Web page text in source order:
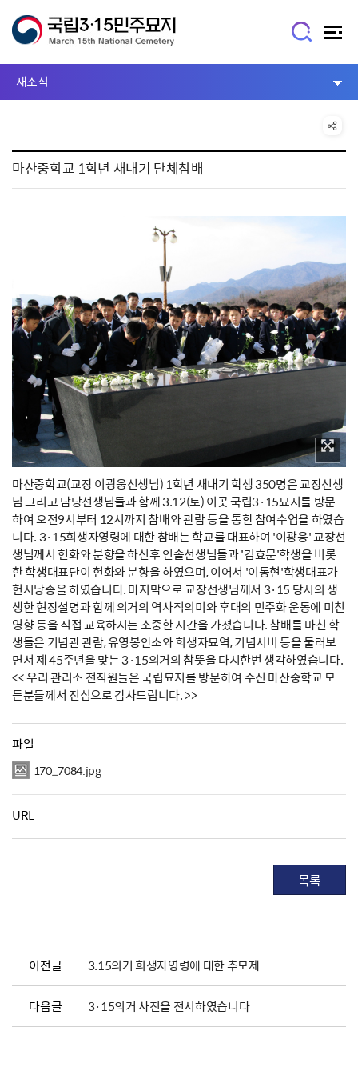
새소식
마산중학교 1학년 새내기 단체참배
마산중학교(교장 이광웅선생님) 1학년 새내기 학생 350명은 교장선생
님 그리고 담당선생님들과 함께 3.12(토) 이곳 국립3·15묘지를 방문
하여 오전9시부터 12시까지 참배와 관람 등을 통한 참여수업을 하였습
니다. 3·15희생자영령에 대한 참배는 학교를 대표하여 '이광웅' 교장선
생님께서 헌화와 분향을 하신후 인솔선생님들과 '김효문'학생을 비롯
한 학생대표단이 헌화와 분향을 하였으며, 이어서 '이동현'학생대표가
헌시낭송을 하였습니다. 마지막으로 교장선생님께서 3·15 당시의 생
생한 현장설명과 함께 의거의 역사적의미와 후대의 민주화 운동에 미친
영향 등을 직접 교육하시는 소중한 시간을 가졌습니다. 참배를 마친 학
생들은 기념관 관람, 유영봉안소와 희생자묘역, 기념시비 등을 둘러보
면서 제 45주년을 맞는 3·15의거의 참뜻을 다시한번 생각하였습니다.
<< 우리 관리소 전직원들은 국립묘지를 방문하여 주신 마산중학교 모
든분들께서 진심으로 감사드립니다. >>
파일
170_7084.jpg
URL
목록
이전글 3.15의거 희생자영령에 대한 추모제
다음글 3·15의거 사진을 전시하였습니다